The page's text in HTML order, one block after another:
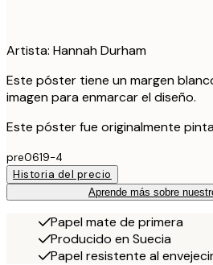
Artista: Hannah Durham
Este póster tiene un margen
imagen para enmarcar el diseño.
Este póster fue originalmente
pre0619-4
Historia del precio
Aprende más sobre
Papel mate de primera
Producido en Suecia
Papel resistente al